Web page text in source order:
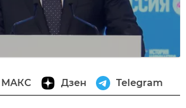
МАКС Дзен Telegram